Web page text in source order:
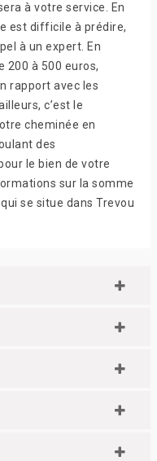
à votre service. En
est difficile à prédire,
à un expert. En
200 à 500 euros,
rapport avec les
c’est le
cheminée en
des
le bien de votre
sur la somme
se situe dans Trevou